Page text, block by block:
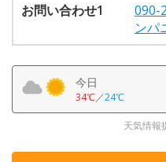
お問い合わせ1
090-
ンパ
今日
34℃／24℃
天気情報